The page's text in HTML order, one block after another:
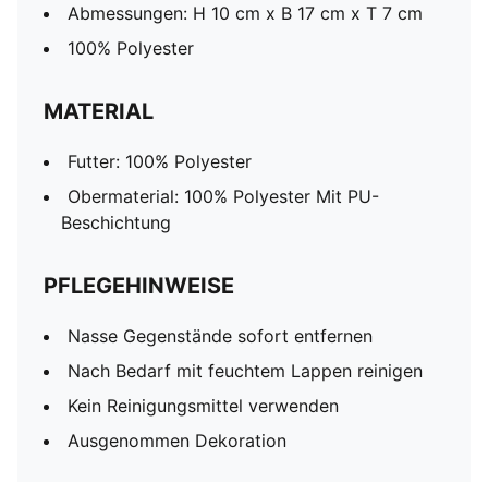
Abmessungen: H 10 cm x B 17 cm x T 7 cm
100% Polyester
MATERIAL
Futter: 100% Polyester
Obermaterial: 100% Polyester Mit PU-
Beschichtung
PFLEGEHINWEISE
Nasse Gegenstände sofort entfernen
Nach Bedarf mit feuchtem Lappen reinigen
Kein Reinigungsmittel verwenden
Ausgenommen Dekoration